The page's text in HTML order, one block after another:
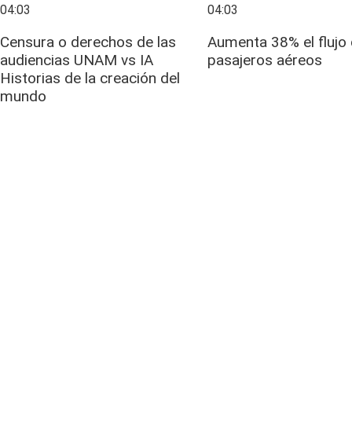
04:03
Censura o derechos de las
audiencias UNAM vs IA
Historias de la creación del
mundo
04:03
Aumenta 38% el flujo
pasajeros aéreos